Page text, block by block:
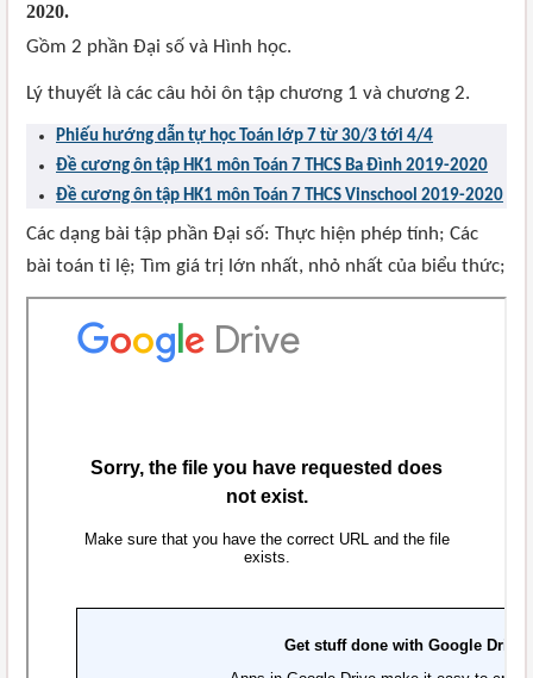
2020.
Gồm 2 phần Đại số và Hình học.
Lý thuyết là các câu hỏi ôn tập chương 1 và chương 2.
Phiếu hướng dẫn tự học Toán lớp 7 từ 30/3 tới 4/4
Đề cương ôn tập HK1 môn Toán 7 THCS Ba Đình 2019-2020
Đề cương ôn tập HK1 môn Toán 7 THCS Vinschool 2019-2020
Các dạng bài tập phần Đại số: Thực hiện phép tính; Các
bài toán tỉ lệ; Tìm giá trị lớn nhất, nhỏ nhất của biểu thức;